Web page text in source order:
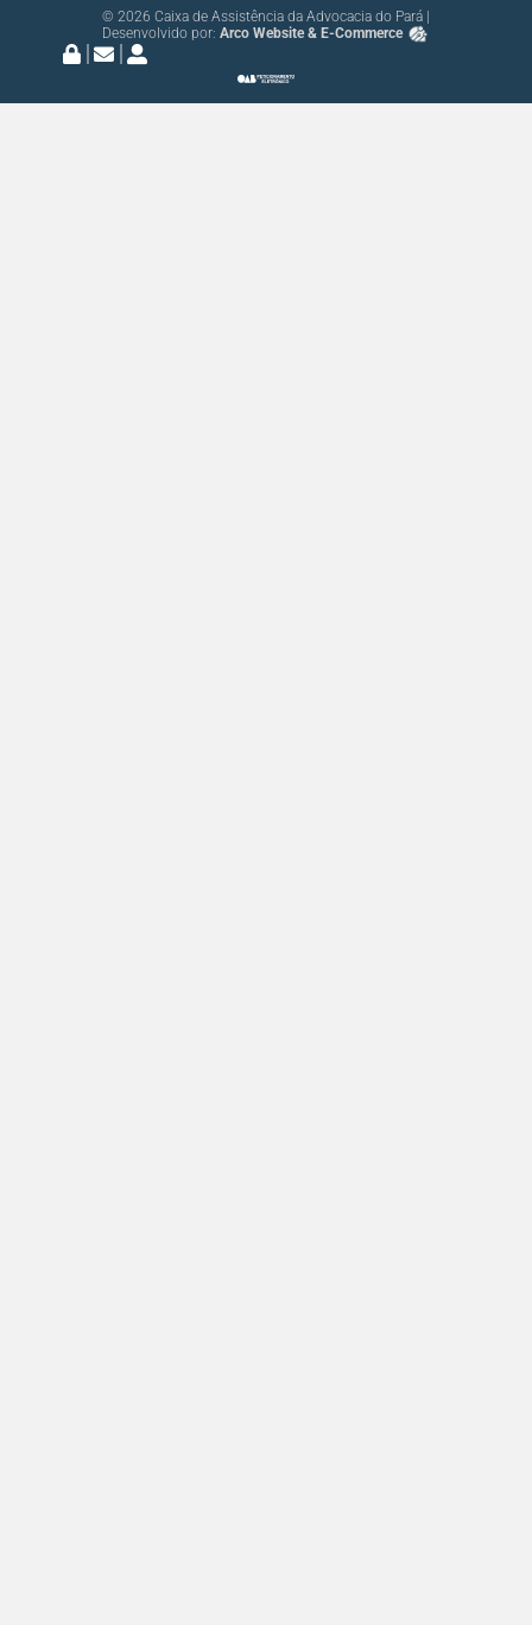
© 2026 Caixa de Assistência da Advocacia do Pará |
Desenvolvido por: Arco Website & E-Commerce